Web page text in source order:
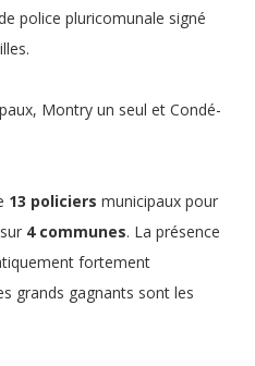
police pluricomunale signé
Montry un seul et Condé-
13 policiers municipaux pour
4 communes. La présence
fortement
grands gagnants sont les